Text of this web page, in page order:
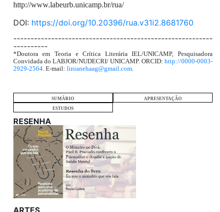
http://www.labeurb.unicamp.br/rua/
DOI: https://doi.org/10.20396/rua.v31i2.8681760
----------------------------------------------------------
----------
*Doutora em Teoria e Crítica Literária IEL/UNICAMP, Pesquisadora
Convidada do LABJOR/NUDECRI/ UNICAMP. ORCID: http://0000-0003-
2929-2564. E-mail: linianehaag@gmail.com.
SUMÁRIO
APRESENTAÇÃO
ESTUDOS
RESENHA
ARTES